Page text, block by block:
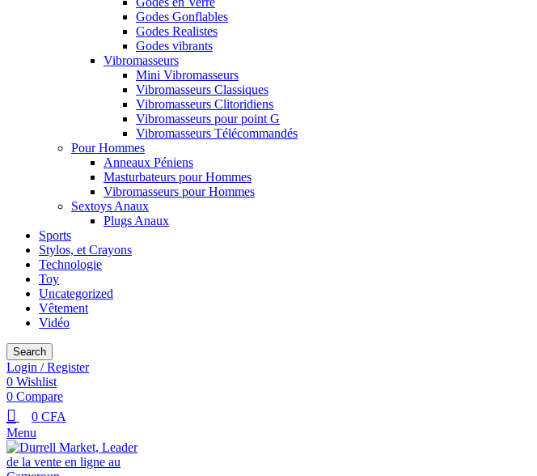
Godes Gonflables
Godes Realistes
Godes vibrants
Vibromasseurs
Mini Vibromasseurs
Vibromasseurs Classiques
Vibromasseurs Clitoridiens
Vibromasseurs pour point G
Vibromasseurs Télécommandés
Pour Hommes
Anneaux Péniens
Masturbateurs pour Hommes
Vibromasseurs pour Hommes
Sextoys Anaux
Plugs Anaux
Sports
Stylos, et Crayons
Technologie
Toy
Uncategorized
Vêtement
Vidéo
Search
Login / Register
0 Wishlist
0 Compare
0 CFA
Menu